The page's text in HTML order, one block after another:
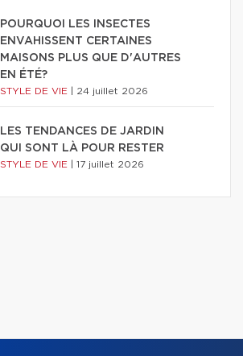
POURQUOI LES INSECTES
ENVAHISSENT CERTAINES
MAISONS PLUS QUE D'AUTRES
EN ÉTÉ?
STYLE DE VIE 24 juillet 2026
LES TENDANCES DE JARDIN
QUI SONT LÀ POUR RESTER
STYLE DE VIE 17 juillet 2026